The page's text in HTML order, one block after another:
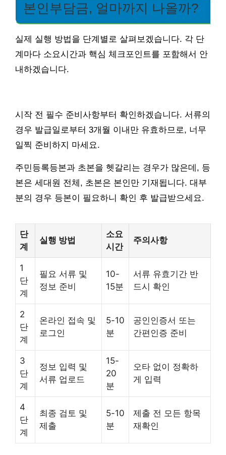
본인부담금, 얼마까지 나올까?
실제 실행 방법을 단계별로 살펴보겠습니다. 각 단
계마다 소요시간과 핵심 체크포인트를 포함해서 안
내하겠습니다.
시작 전 필수 준비사항부터 확인하겠습니다. 서류의
경우 발급일로부터 3개월 이내만 유효하므로, 너무
일찍 준비하지 마세요.
주민등록등본과 초본을 헷갈리는 경우가 많은데, 등
본은 세대원 전체, 초본은 본인만 기재됩니다. 대부
분의 경우 등본이 필요하니 확인 후 발급받으세요.
단
계
실행 방법
소요
시간
주의사항
1
단
계
필요 서류 및
정보 준비
10-
15분
서류 유효기간 반
드시 확인
2
단
계
온라인 접속 및
로그인
5-10
분
공인인증서 또는
간편인증 준비
3
단
계
정보 입력 및
서류 업로드
15-
20
분
오타 없이 정확하
게 입력
4
단
계
최종 검토 및
제출
5-10
분
제출 전 모든 항목
재확인